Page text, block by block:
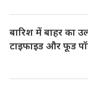
बारिश में बाहर का
टाइफाइड और फूड